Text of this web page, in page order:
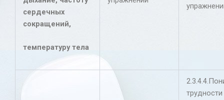
сердечных
сокращений,
температуру тела
трудности